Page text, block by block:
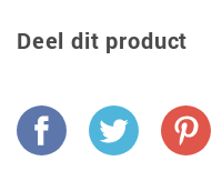
Deel dit product